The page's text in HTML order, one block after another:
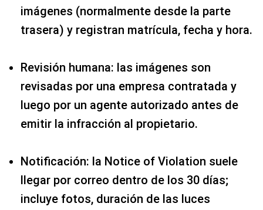
imágenes (normalmente desde la parte
trasera) y registran matrícula, fecha y hora.
Revisión humana: las imágenes son
revisadas por una empresa contratada y
luego por un agente autorizado antes de
emitir la infracción al propietario.
Notificación: la Notice of Violation suele
llegar por correo dentro de los 30 días;
incluye fotos, duración de las luces